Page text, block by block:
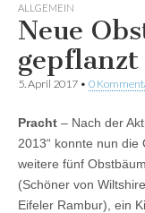
ALLGEMEIN
Neue
gepflanzt
5. April 2017 • 0
Pracht – Nach der
2013“ konnte nun
weitere fünf
(Schöner von
Eifeler Rambur), ein